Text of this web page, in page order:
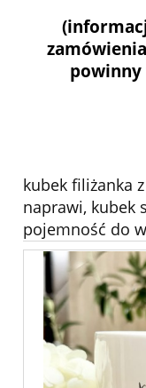
powinny
kubek filiżanka
naprawi, kubek
pojemność do